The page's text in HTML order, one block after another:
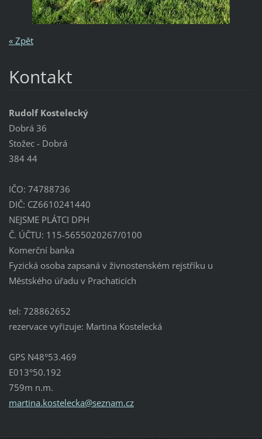
« Zpět
Kontakt
Rudolf Kostelecký
Dobrá 36
Stožec - Dobrá
384 44
IČO: 74788736
DIČ: CZ6610241440
NEJSME PLÁTCI DPH
Č. ÚČTU: 115-5655020267/0100
Komerční banka
Fyzická osoba zapsaná v živnostenském rejstříku u
Městského úřadu v Prachaticích
tel: 728862652
rezervace vyřizuje: Martina Kostelecká
GPS N48°53.469
E013°50.192
759m n.m.
martina.kostelecka@seznam.cz